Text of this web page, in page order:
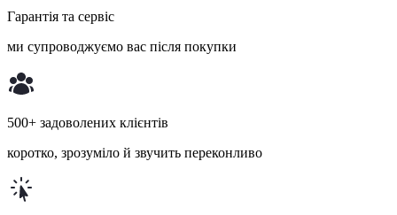
Гарантія та сервіс
ми супроводжуємо вас після покупки
500+ задоволених клієнтів
коротко, зрозуміло й звучить переконливо